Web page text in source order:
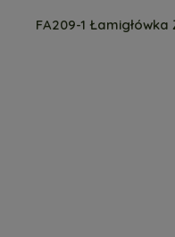
FA209-1 Łamigłówka